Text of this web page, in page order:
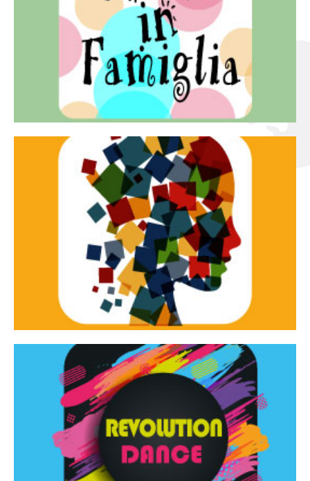
Teatro in famiglia
Teatro In Famiglia è una rassegna di teatro concepita
per far condividere e godere del teatro all’intera
famiglia.
Tracce dinamiche
Tracce Dinamiche è una rassegna di teatro
d’innovazione e sperimentale.
Continua
Revolution Dance
Rassegna di danza contemporanea – I Edizione